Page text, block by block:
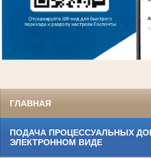
ГЛАВНАЯ
ПОДАЧА ПРОЦЕССУАЛЬНЫХ
ЭЛЕКТРОННОМ ВИДЕ